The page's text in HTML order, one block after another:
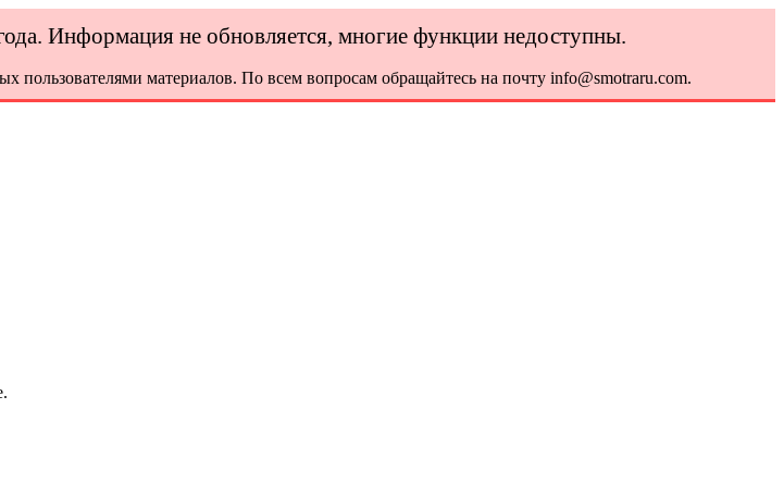
Информация не обновляется, многие функции недоступны.
пользователями материалов. По всем вопросам обращайтесь на почту info@smotraru.com.